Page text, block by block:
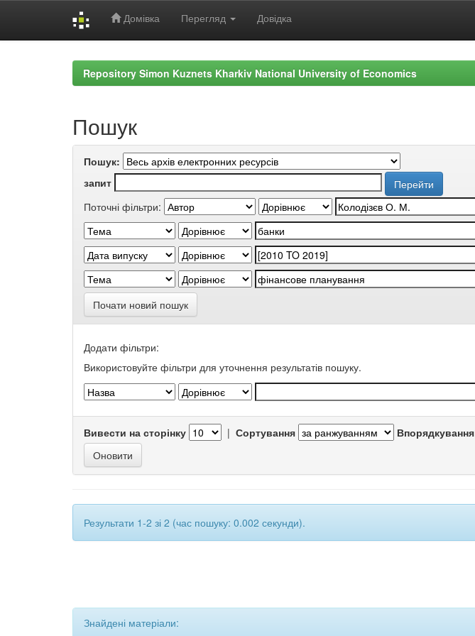
Домівка Перегляд Довідка
Repository Simon Kuznets Kharkiv National University of Economics
Пошук
Пошук:
запит
Поточні фільтри:
Почати новий пошук
Додати фільтри:
Використовуйте фільтри для уточнення результатів пошуку.
Вивести на сторінку | Сортування Впорядкування
Результати 1-2 зі 2 (час пошуку: 0.002 секунди).
Знайдені матеріали: